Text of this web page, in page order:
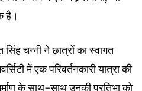
है।
चन्नी ने छात्रों का स्वागत
में एक परिवर्तनकारी यात्रा की
के साथ-साथ उनकी प्रतिभा को